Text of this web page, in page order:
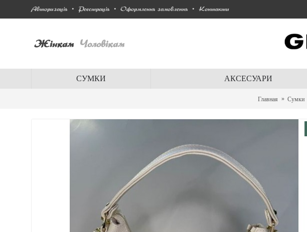
Авторизація • Реєстрація • Оформлення замовлення • Контакти
Жінкам Чоловікам
СУМКИ АКСЕСУАРИ
Главная Сумки